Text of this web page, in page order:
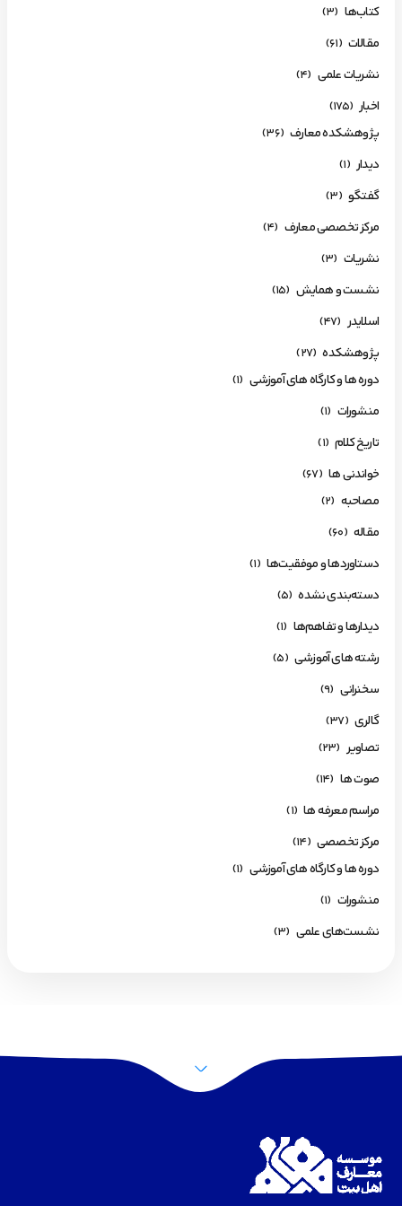
کتاب‌ها (3)
مقالات (61)
نشریات علمی (4)
اخبار (175)
پژوهشکده معارف (36)
دیدار (1)
گفتگو (3)
مرکز تخصصی معارف (4)
نشریات (3)
نشست و همایش (15)
اسلایدر (47)
پژوهشکده (27)
دوره ها و کارگاه های آموزشی (1)
منشورات (1)
تاریخ کلام (1)
خواندنی ها (67)
مصاحبه (2)
مقاله (60)
دستاوردها و موفقیت‌ها (1)
دسته‌بندی نشده (5)
دیدارها و تفاهم‌ها (1)
رشته های آموزشی (5)
سخنرانی (9)
گالری (37)
تصاویر (23)
صوت ها (14)
مراسم معرفه ها (1)
مرکز تخصصی (14)
دوره ها و کارگاه های آموزشی (1)
منشورات (1)
نشست‌های علمی (3)